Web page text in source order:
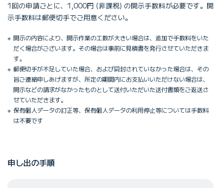
1回の申請ごとに、1,000円 (非課税) の開示手数料が必要です。開
示手数料は郵便切手でご用意ください。
開示の内容により、開示作業の工数が大きい場合は、追加で手数料をいた
だく場合がございます。その場合は事前に見積書を発行させていただきま
す。
郵便切手が不足していた場合、および同封されていなかった場合は、その
旨ご連絡申しあげますが、所定の期間内にお支払いいただけない場合は、
開示などの請求がなかったものとして送付いただいた送付書類をご返送さ
せていただきます。
保有個人データの訂正等、保有個人データの利用停止等については手数料
は不要です
申し出の手順